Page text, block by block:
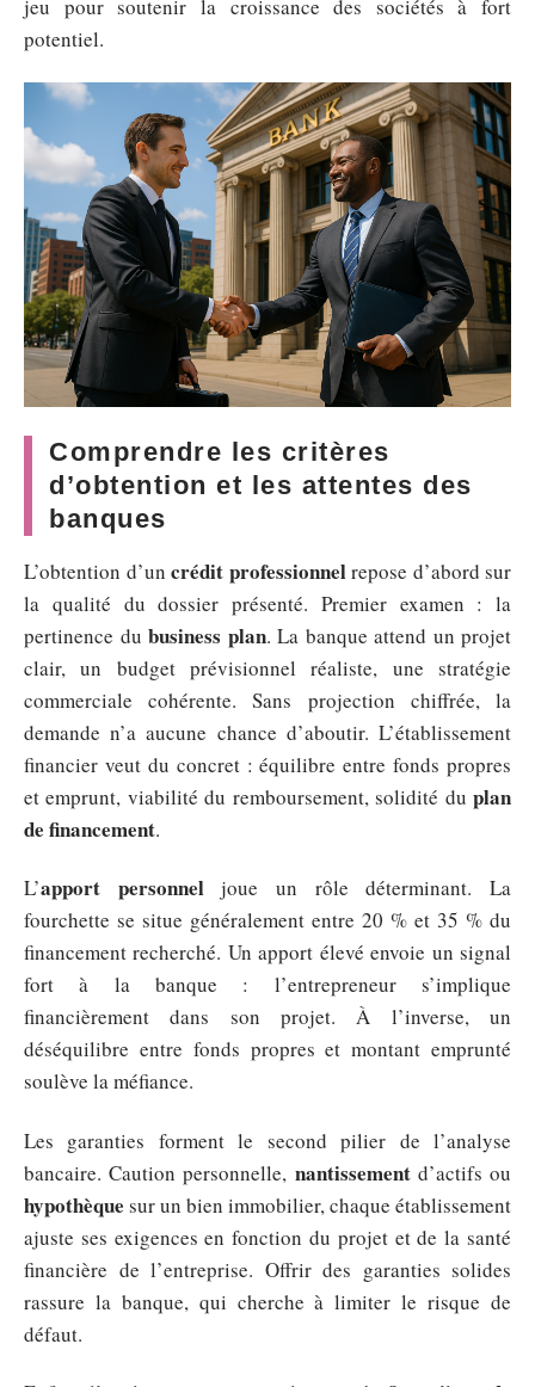
jeu pour soutenir la croissance des sociétés à fort
potentiel.
Comprendre les critères
d’obtention et les attentes des
banques
L’obtention d’un crédit professionnelrepose d’abord sur
la qualité du dossier présenté. Premier examen : la
pertinence du business plan. La banque attend un projet
clair, un budget prévisionnel réaliste, une stratégie
commerciale cohérente. Sans projection chiffrée, la
demande n’a aucune chance d’aboutir. L’établissement
financier veut du concret : équilibre entre fonds propres
et emprunt, viabilité du remboursement, solidité du plan
de financement.
L’apport personneljoue un rôle déterminant. La
fourchette se situe généralement entre 20 % et 35 % du
financement recherché. Un apport élevé envoie un signal
fort à la banque : l’entrepreneur s’implique
financièrement dans son projet. À l’inverse, un
déséquilibre entre fonds propres et montant emprunté
soulève la méfiance.
Les garanties forment le second pilier de l’analyse
bancaire. Caution personnelle, nantissementd’actifs ou
hypothèque sur un bien immobilier, chaque établissement
ajuste ses exigences en fonction du projet et de la santé
financière de l’entreprise. Offrir des garanties solides
rassure la banque, qui cherche à limiter le risque de
défaut.